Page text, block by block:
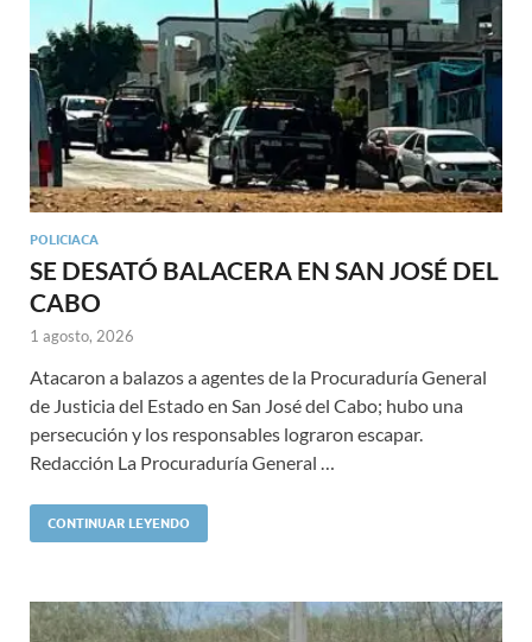
POLICIACA
SE DESATÓ BALACERA EN SAN JOSÉ DEL
CABO
1 agosto, 2026
Atacaron a balazos a agentes de la Procuraduría General
de Justicia del Estado en San José del Cabo; hubo una
persecución y los responsables lograron escapar.
Redacción La Procuraduría General …
CONTINUAR LEYENDO